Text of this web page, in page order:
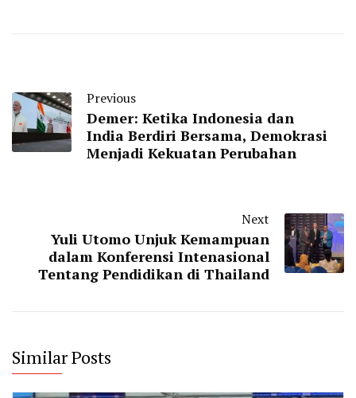
Previous
Demer: Ketika Indonesia dan
India Berdiri Bersama, Demokrasi
Menjadi Kekuatan Perubahan
Next
Yuli Utomo Unjuk Kemampuan
dalam Konferensi Intenasional
Tentang Pendidikan di Thailand
Similar Posts